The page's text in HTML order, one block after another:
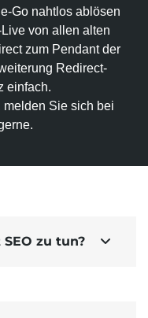
Go nahtlos ablösen
von allen alten
zum Pendant der
Redirect-
einfach.
Sie sich bei
zu tun? 